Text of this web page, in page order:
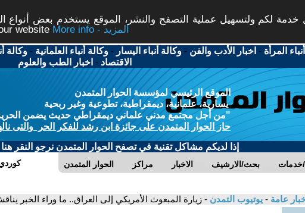
خدمة لكم ولتسهيل عملية التصفح والنشر، الموقع يستخدم بعض أنواع
website
More info - المزيد
المرأة - اخبار الأدب والفن -وكالة أنباء اليسار -وكالة أنباء العلمانية -وكالة
الاقتصاد - اخبار الطب والعلوم
الموقع الرئيسي لمؤسسة الحوار المتمدن
يسارية، علمانية، ديمقراطية، تطوعية وغير ربحية
"من أجل مجتمع مدني علماني ديمقراطي حديث يضمن الحرية
حاز الحوار المتمدن على جائزة ابن رشد للفكر الحر والتى
إذا لديكم مشاكل تقنية في تصفح الحوار المتمدن نرجو النقر هنا
الحوار المتمدن مراكز الاخبار بحث/الارشيف خدمات
عامة - يوتيوب التمدن - زيارة المبعوث الأمريكي إلى العراق.. ما وراء الخبر